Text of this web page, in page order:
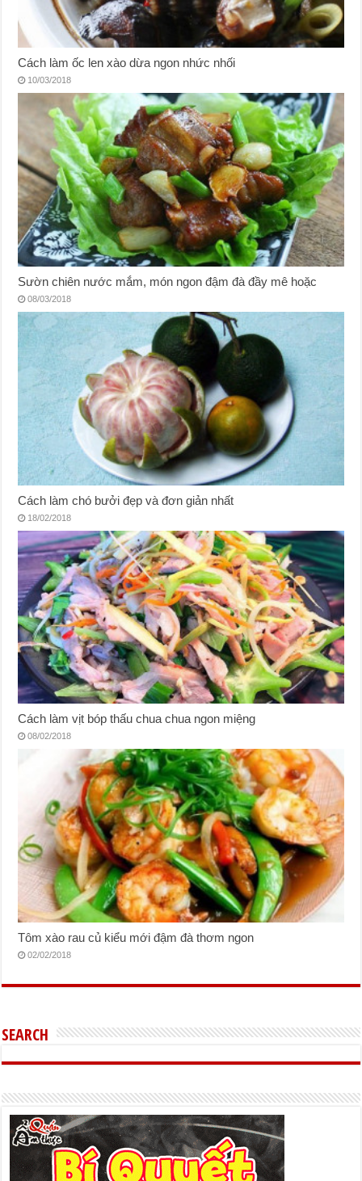
Cách làm ốc len xào dừa ngon nhức nhối
10/03/2018
Sườn chiên nước mắm, món ngon đậm đà đầy mê hoặc
08/03/2018
Cách làm chó bưởi đẹp và đơn giản nhất
18/02/2018
Cách làm vịt bóp thấu chua chua ngon miệng
08/02/2018
Tôm xào rau củ kiểu mới đậm đà thơm ngon
02/02/2018
SEARCH